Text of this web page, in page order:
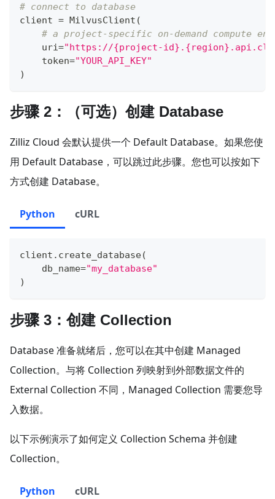
# connect to database
client = MilvusClient (
# a project-specific on-demand compute
    uri
="https://{project-
    token
="YOUR_API_KEY"
)
步骤 2：（可选）创建 Database
Zilliz Cloud 会默认提供一个 Default Database。如果您使
用 Default Database，可以跳过此步骤。您也可以按如下
方式创建 Database。
Python cURL
client . create_database(
    db_name
="my_database"
)
步骤 3：创建 Collection
Database 准备就绪后，您可以在其中创建 Managed
Collection。与将 Collection 列映射到外部数据文件的
External Collection 不同，Managed Collection 需要您导
入数据。
以下示例演示了如何定义 Collection Schema 并创建
Collection。
Python cURL